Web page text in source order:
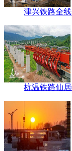
津兴铁路全
杭温铁路仙